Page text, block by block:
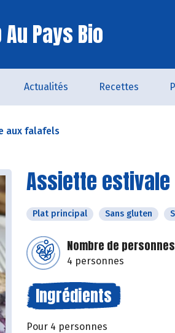
Pays Bio
Actualités Recettes
aux falafels
Assiette
Plat principal Sans gluten
Nombre de personnes
4 personnes
Ingrédients
Pour 4 personnes